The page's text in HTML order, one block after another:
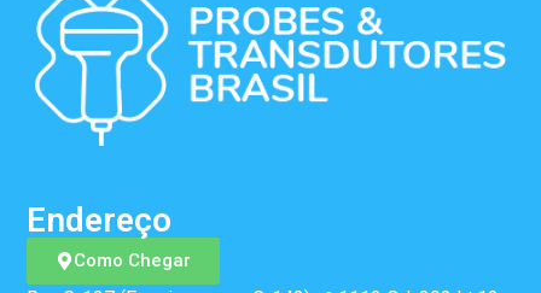
Como Chegar
Endereço